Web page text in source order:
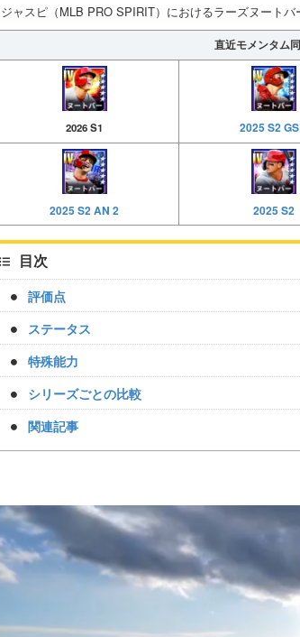
ャスピ（MLB PRO SPIRIT）におけるラーズヌートバ
直近モメンタム
2026 S1 2025 S2
2025 S2 AN 2 2025 S2
目次
評価点
ステータス
特殊能力
シリーズごとの比較
関連記事